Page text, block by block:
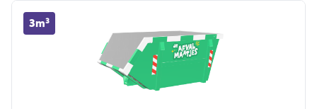
3m³
3m³ container huren